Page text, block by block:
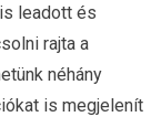
leadott és
rajta a
néhány
is megjelenít